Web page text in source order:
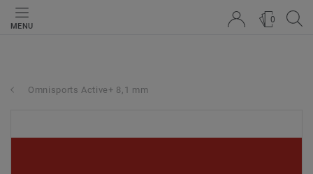
MENU
0
Omnisports Active+ 8,1 mm